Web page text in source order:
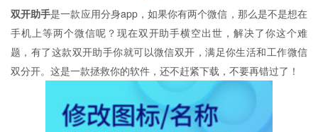
双开助手是一款应用分身app，如果你有两个微信，那么是不是想在
手机上等两个微信呢？现在双开助手横空出世，解决了你这个难
题，有了这款双开助手你就可以微信双开，满足你生活和工作微信
双分开。这是一款拯救你的软件，还不赶紧下载，不要再错过了！